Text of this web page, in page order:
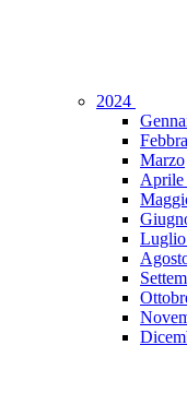
2024
Marzo
Aprile
Luglio